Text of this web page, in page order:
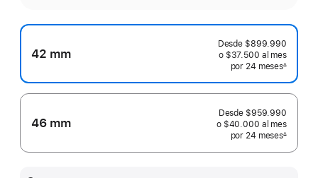
42 mm
Desde $899.990
o $37.500 al mes
por 24 mesesmeses
Nota a pie de página
∆
46 mm
Desde $959.990
o $40.000 al mes
por 24 mesesmeses
Nota a pie de página
∆